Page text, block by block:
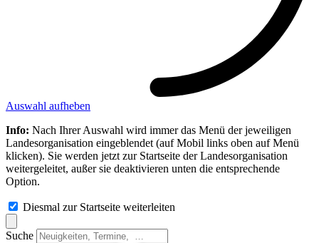
Auswahl aufheben
Info: Nach Ihrer Auswahl wird immer das Menü der jeweiligen
Landesorganisation eingeblendet (auf Mobil links oben auf Menü
klicken). Sie werden jetzt zur Startseite der Landesorganisation
weitergeleitet, außer sie deaktivieren unten die entsprechende
Option.
Diesmal zur Startseite weiterleiten
Suche